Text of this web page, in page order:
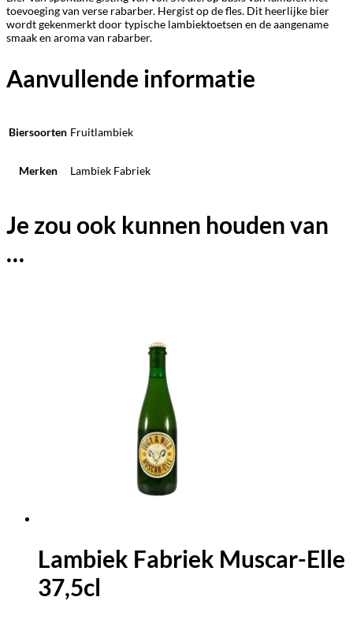
toevoeging van verse rabarber. Hergist op de fles. Dit heerlijke bier
wordt gekenmerkt door typische lambiektoetsen en de aangename
smaak en aroma van rabarber.
Aanvullende informatie
Biersoorten Fruitlambiek
Merken Lambiek Fabriek
Je zou ook kunnen houden van
…
Lambiek Fabriek Muscar-Elle
37,5cl